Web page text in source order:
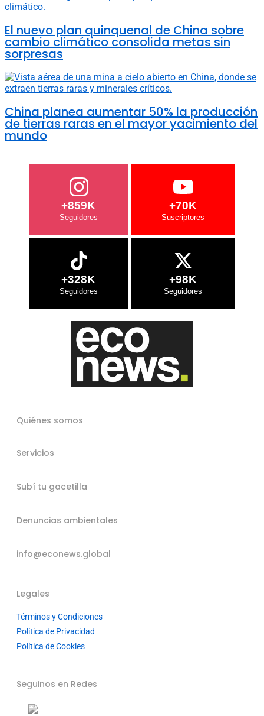
El nuevo plan quinquenal de China sobre
cambio climático consolida metas sin
sorpresas
China planea aumentar 50% la producción
de tierras raras en el mayor yacimiento del
mundo
+859K +70K
+328K +98K
Quiénes somos
Servicios
Subí tu gacetilla
Denuncias ambientales
info@econews.global
Legales
Términos y Condiciones
Política de Privacidad
Política de Cookies
Seguinos en Redes